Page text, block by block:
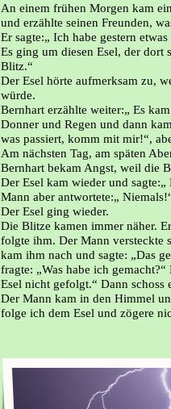
An einem frühen Morgen kam
und erzählte seinen Freunden,
Er sagte:„ Ich habe gestern
Es ging um diesen Esel, der dort
Blitz.“
Der Esel hörte aufmerksam zu,
würde.
Bernhart erzählte weiter:„ Es
Donner und Regen und dann
was passiert, komm mit mir!“,
Am nächsten Tag, am späten
Bernhart bekam Angst, weil die
Der Esel kam wieder und
Mann aber antwortete:„
Der Esel ging wieder.
Die Blitze kamen immer näher.
folgte ihm. Der Mann versteckte
kam ihm nach und sagte: „Das
fragte: „Was habe ich
Esel nicht gefolgt.“ Dann schoss
Der Mann kam in den Himmel
folge ich dem Esel und zögere